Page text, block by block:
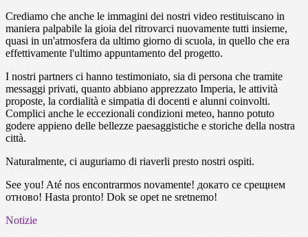
Crediamo che anche le immagini dei nostri video restituiscano in
maniera palpabile la gioia del ritrovarci nuovamente tutti insieme,
quasi in un'atmosfera da ultimo giorno di scuola, in quello che era
effettivamente l'ultimo appuntamento del progetto.
I nostri partners ci hanno testimoniato, sia di persona che tramite
messaggi privati, quanto abbiano apprezzato Imperia, le attività
proposte, la cordialità e simpatia di docenti e alunni coinvolti.
Complici anche le eccezionali condizioni meteo, hanno potuto
godere appieno delle bellezze paesaggistiche e storiche della nostra
città.
Naturalmente, ci auguriamo di riaverli presto nostri ospiti.
See you! Até nos encontrarmos novamente! докато се срещнем
отново! Hasta pronto! Dok se opet ne sretnemo!
Notizie